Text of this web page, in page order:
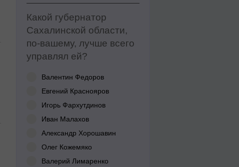
Какой губернатор
Сахалинской области,
по-вашему, лучше всего
управлял ей?
Валентин Федоров
Евгений Краснояров
Игорь Фархутдинов
Иван Малахов
Александр Хорошавин
Олег Кожемяко
Валерий Лимаренко